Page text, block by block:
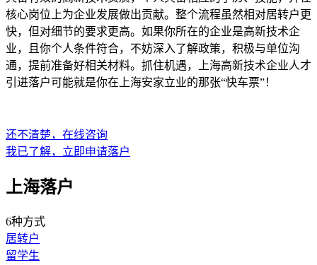
核心岗位上为企业发展做出贡献。整个流程虽然相对居转户更
快，但对细节的要求更高。如果你所在的企业是高新技术企
业，且你个人条件符合，不妨深入了解政策，积极与单位沟
通，提前准备好相关材料。抓住机遇，上海高新技术企业人才
引进落户可能就是你在上海安家立业的那张“快车票”！
还不清楚，在线咨询
我已了解，立即申请落户
上海落户
6种方式
居转户
留学生